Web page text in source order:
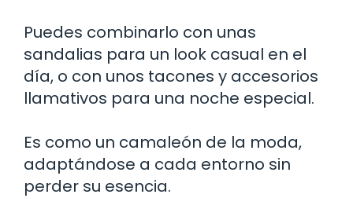
Puedes combinarlo con unas
sandalias para un look casual en el
día, o con unos tacones y accesorios
llamativos para una noche especial.
Es como un camaleón de la moda,
adaptándose a cada entorno sin
perder su esencia.